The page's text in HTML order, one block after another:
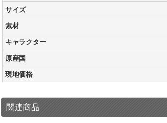
サイズ
素材
キャラクター
原産国
現地価格
関連商品